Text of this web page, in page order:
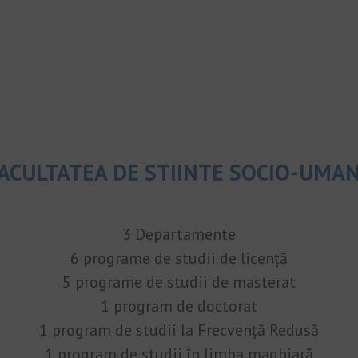
DE STIINTE SOCIO-
3 Departamente
6 programe de studii de licență
5 programe de studii de masterat
1 program de doctorat
1 program de studii la Frecvență Redusă
1 program de studii în limba maghiară